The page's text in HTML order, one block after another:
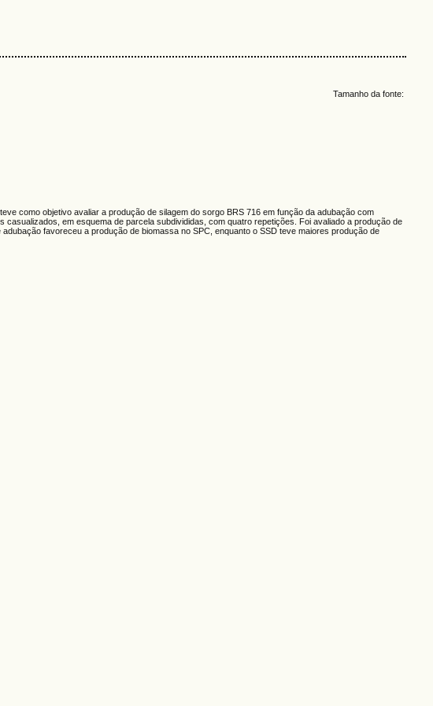
Tamanho da fonte:
como objetivo avaliar a produção de silagem do sorgo BRS 716 em função da adubação com
em esquema de parcela subdivididas, com quatro repetições. Foi avaliado a produção de
favoreceu a produção de biomassa no SPC, enquanto o SSD teve maiores produção de